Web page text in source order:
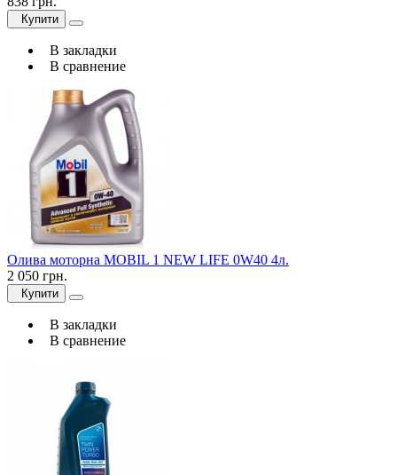
Купити
В закладки
В сравнение
Олива моторна MOBIL 1 NEW LIFE 0W40 4л.
2 050 грн.
Купити
В закладки
В сравнение